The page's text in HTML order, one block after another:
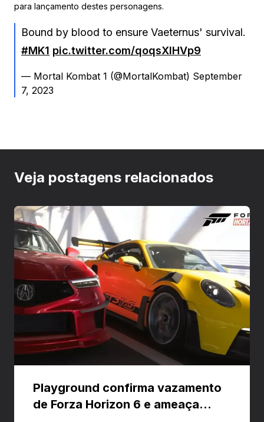
para lançamento destes personagens.
Bound by blood to ensure Vaeternus' survival.
#MK1 pic.twitter.com/qoqsXIHVp9
— Mortal Kombat 1 (@MortalKombat) September
7, 2023
Veja postagens relacionados
Playground confirma vazamento
de Forza Horizon 6 e ameaça